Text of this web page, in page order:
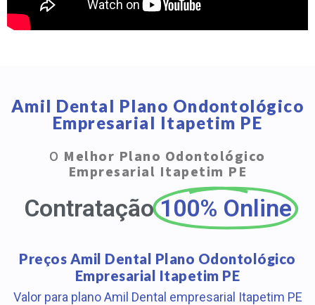
Amil Dental Plano Ondontológico
Empresarial Itapetim PE
O Melhor Plano Odontológico
Empresarial Itapetim PE
Contratação 100% Online
Preços Amil Dental Plano Odontológico
Empresarial Itapetim PE
Valor para plano Amil Dental empresarial Itapetim PE